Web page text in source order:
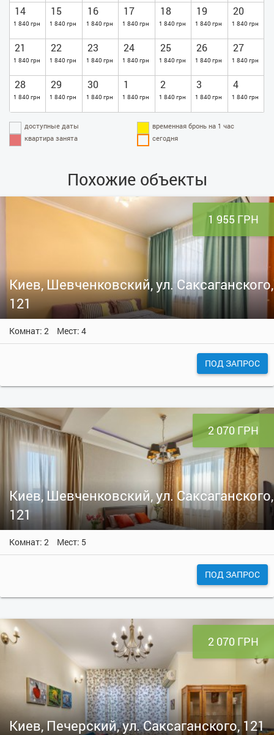
14
1 840 грн
15
1 840 грн
16
1 840 грн
17
1 840 грн
18
1 840 грн
19
1 840 грн
20
1 840 грн
21
1 840 грн
22
1 840 грн
23
1 840 грн
24
1 840 грн
25
1 840 грн
26
1 840 грн
27
1 840 грн
28
1 840 грн
29
1 840 грн
30
1 840 грн
1
1 840 грн
2
1 840 грн
3
1 840 грн
4
1 840 грн
доступные даты
временная бронь на 1 час
квартира занята
сегодня
Похожие объекты
1 955 ГРН
Киев, Шевченковский, ул. Саксаганского,
121
Комнат: 2 Мест: 4
ПОД ЗАПРОС
2 070 ГРН
Киев, Шевченковский, ул. Саксаганского,
121
Комнат: 2 Мест: 5
ПОД ЗАПРОС
2 070 ГРН
Киев, Печерский, ул. Саксаганского, 121